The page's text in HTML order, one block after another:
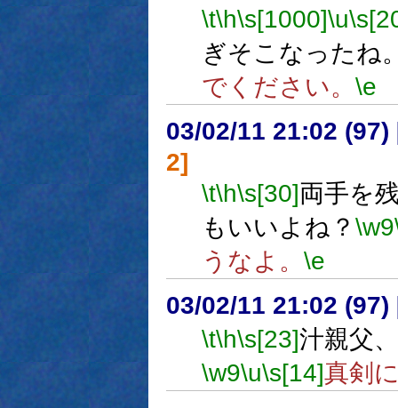
\t\h\s[1000]\u
ぎそこなったね
でください。 \e
03/02/11 21:02 (97)
2]
\t\h\s[30]両手を
もいいよね？ \w9
うなよ。 \e
03/02/11 21:02 (97)
\t\h\s[23]汁親父
\w9\u\s[14]真剣